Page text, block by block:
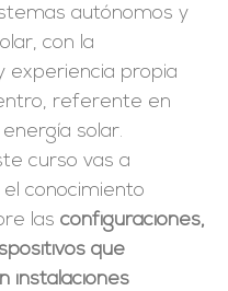
autónomos y
con la
experiencia propia
referente en
solar.
curso vas a
conocimiento
lasconfiguraciones,
que
instalaciones